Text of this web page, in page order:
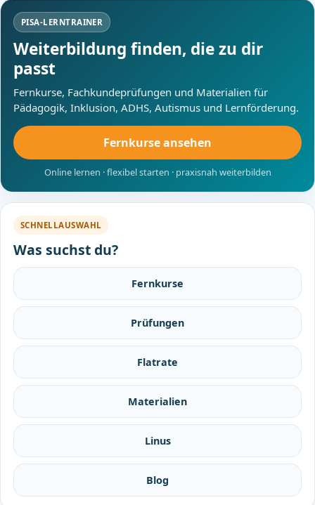
PISA-LERNTRAINER
Weiterbildung finden, die zu dir
passt
Fernkurse, Fachkundeprüfungen und Materialien für
Pädagogik, Inklusion, ADHS, Autismus und Lernförderung.
Fernkurse ansehen
Online lernen · flexibel starten · praxisnah weiterbilden
SCHNELLAUSWAHL
Was suchst du?
Fernkurse
Prüfungen
Flatrate
Materialien
Linus
Blog